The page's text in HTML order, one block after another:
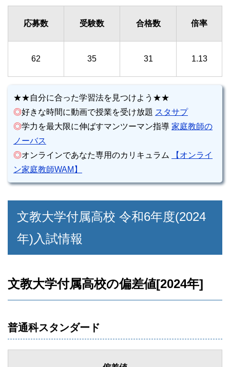
応募数 受験数 合格数 倍率
62 35 31 1.13
★★自分に合った学習法を見つけよう★★
◎好きな時間に動画で授業を受け放題 スタサプ
◎学力を最大限に伸ばすマンツーマン指導 家庭教師の
ノーバス
◎オンラインであなた専用のカリキュラム
【オンライ
ン家庭教師WAM】
文教大学付属高校 令和6年度(2024
年)入試情報
文教大学付属高校の偏差値[2024年]
普通科スタンダード